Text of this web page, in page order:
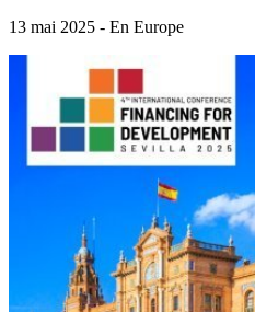
13 mai 2025 - En Europe